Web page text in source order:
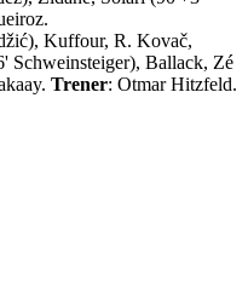
Kuffour, R. Kovač,
Schweinsteiger), Ballack, Zé
Trener: Otmar Hitzfeld.